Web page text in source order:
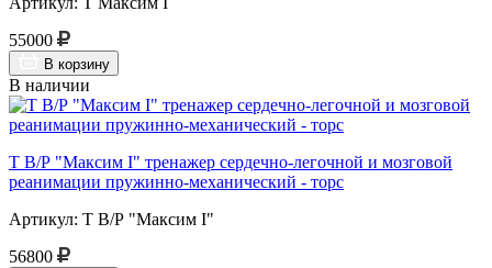
55000
В корзину
В наличии
Т В/Р "Максим I" тренажер сердечно-легочной и мозговой
реанимации пружинно-механический - торс
Артикул: Т В/Р "Максим I"
56800